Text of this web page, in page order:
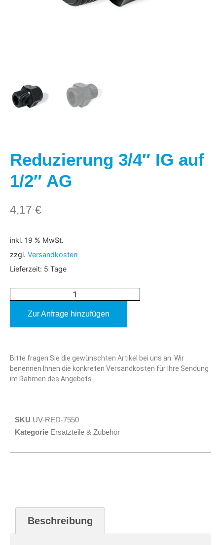
Reduzierung 3/4″ IG auf
1/2″ AG
4,17 €
inkl. 19 % MwSt.
zzgl. Versandkosten
Lieferzeit: 5 Tage
Zur Anfrage hinzufügen
Bitte fragen Sie die gewünschten Artikel bei uns an. Wir
benennen Ihnen die konkreten Versandkosten für Ihre Sendung
im Rahmen des Angebots.
SKU UV-RED-7550
Kategorie Ersatzteile & Zubehör
Beschreibung